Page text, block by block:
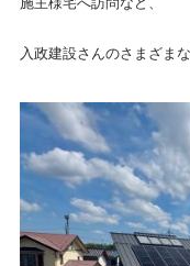
入政建設さんのさまざま